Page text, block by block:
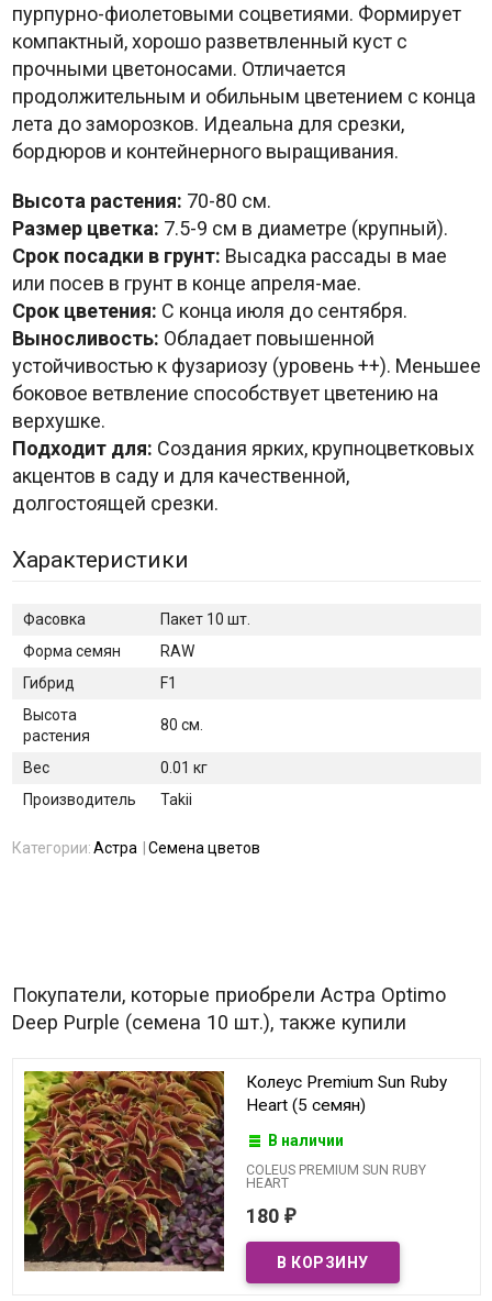
пурпурно-фиолетовыми соцветиями. Формирует
компактный, хорошо разветвленный куст с
прочными цветоносами. Отличается
продолжительным и обильным цветением с конца
лета до заморозков. Идеальна для срезки,
бордюров и контейнерного выращивания.
Высота растения: 70-80 см.
Размер цветка: 7.5-9 см в диаметре (крупный).
Срок посадки в грунт: Высадка рассады в мае
или посев в грунт в конце апреля-мае.
Срок цветения: С конца июля до сентября.
Выносливость: Обладает повышенной
устойчивостью к фузариозу (уровень ++). Меньшее
боковое ветвление способствует цветению на
верхушке.
Подходит для: Создания ярких, крупноцветковых
акцентов в саду и для качественной,
долгостоящей срезки.
Характеристики
Фасовка
Пакет 10 шт.
Форма семян
RAW
Гибрид
F1
Высота
растения
80 см.
Вес
0.01 кг
Производитель
Takii
Категории:Астра Семена цветов
Покупатели, которые приобрели Астра Optimo
Deep Purple (семена 10 шт.), также купили
Колеус Premium Sun Ruby
Heart (5 семян)
В наличии
COLEUS PREMIUM SUN RUBY
HEART
180 ₽